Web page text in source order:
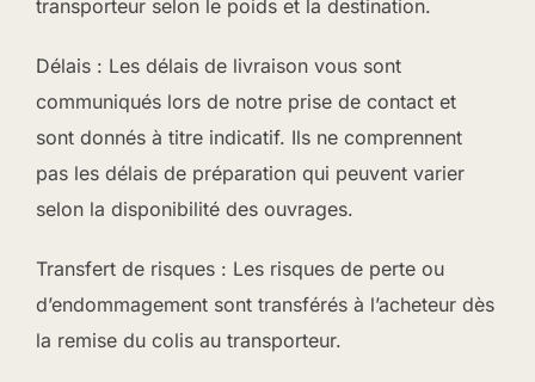
transporteur selon le poids et la destination.
Délais : Les délais de livraison vous sont
communiqués lors de notre prise de contact et
sont donnés à titre indicatif. Ils ne comprennent
pas les délais de préparation qui peuvent varier
selon la disponibilité des ouvrages.
Transfert de risques : Les risques de perte ou
d’endommagement sont transférés à l’acheteur dès
la remise du colis au transporteur.